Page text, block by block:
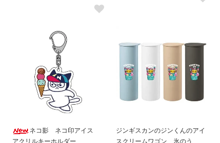
ネコ影 ネコ印アイス
アクリルキーホルダー
ジンギスカンのジンくんのアイ
スクリームワゴン 氷のう